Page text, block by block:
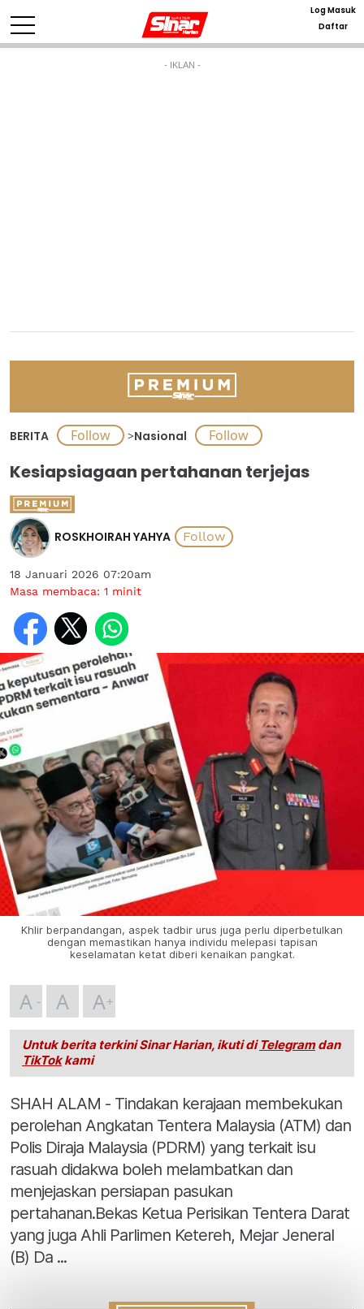
Log Masuk
Daftar
- IKLAN -
BERITA >Nasional
Kesiapsiagaan pertahanan terjejas
ROSKHOIRAH YAHYA
18 Januari 2026 07:20am
Masa membaca: 1 minit
Khlir berpandangan, aspek tadbir urus juga perlu diperbetulkan
dengan memastikan hanya individu melepasi tapisan
keselamatan ketat diberi kenaikan pangkat.
A A A
Untuk berita terkini Sinar Harian, ikuti di Telegramdan
TikTokkami
SHAH ALAM - Tindakan kerajaan membekukan
perolehan Angkatan Tentera Malaysia (ATM) dan
Polis Diraja Malaysia (PDRM) yang terkait isu
rasuah didakwa boleh melambatkan dan
menjejaskan persiapan pasukan
pertahanan.Bekas Ketua Perisikan Tentera Darat
yang juga Ahli Parlimen Ketereh, Mejar Jeneral
(B) Da ...